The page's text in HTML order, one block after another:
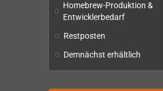
Homebrew-Produktion &
Entwicklerbedarf
Restposten
Demnächst erhältlich